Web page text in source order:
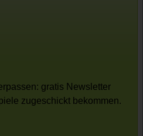
gratis Newsletter
zugeschickt bekommen.